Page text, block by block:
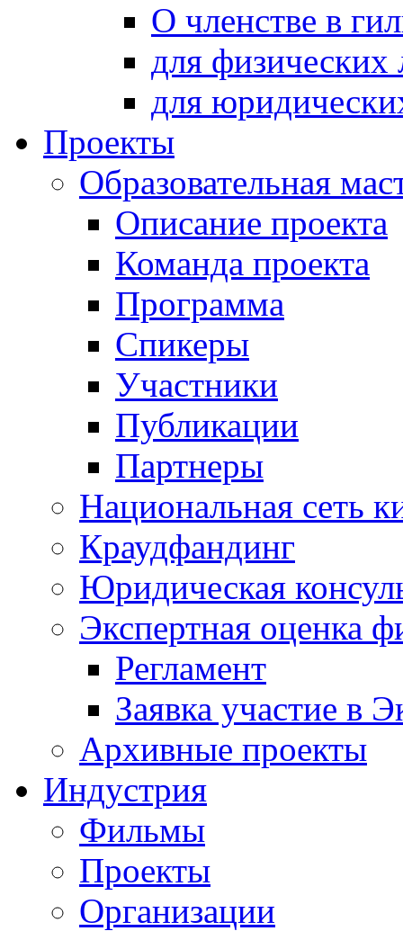
О членстве в
для физических
для
Проекты
Образовательная
Описание проекта
Команда проекта
Программа
Спикеры
Участники
Публикации
Партнеры
Национальная сеть
Краудфандинг
Юридическая
Экспертная оценка
Регламент
Заявка участие в
Архивные проекты
Индустрия
Фильмы
Проекты
Организации